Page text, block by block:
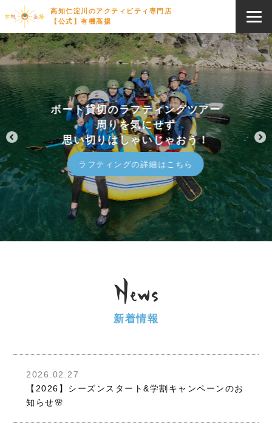
高知仁淀川のアクティビティ専門店
【公式】有機高揚
ボート貸切のラフティングツアー
周りを気にせず
思い切りはしゃいじゃおう！
ラフティングの詳細はこちら
新着情報
2026.02.27
【2026】シーズンスタート&学割キャンペーンのお
知らせ🌸